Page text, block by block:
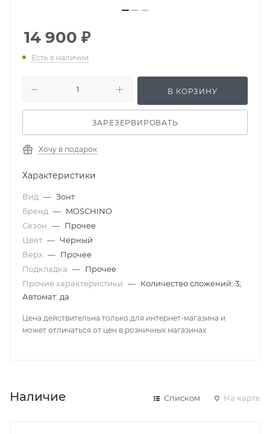
14 900 ₽
Есть в наличии
В КОРЗИНУ
ЗАРЕЗЕРВИРОВАТЬ
Хочу в подарок
Характеристики
Вид — Зонт
Бренд — MOSCHINO
Сезон — Прочее
Цвет — Черный
Верх — Прочее
Подкладка — Прочее
Прочие характеристики — Количество сложений: 3;
Автомат: да
Цена действительна только для интернет-магазина и
может отличаться от цен в розничных магазинах
Наличие Списком На карте